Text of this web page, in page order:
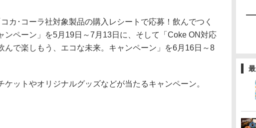
カ･コーラ社対象製品の購入レシートで応募！飲んでつく
ンペーン」を5月19日～7月13日に、そして「Coke ON対応
んで楽しもう、エコな未来。キャンペーン」を6月16日～8
ットやオリジナルグッズなどが当たるキャンペーン。